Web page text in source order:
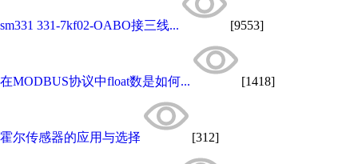
sm331 331-7kf02-OABO接三线... [9553]
在MODBUS协议中float数是如何... [1418]
霍尔传感器的应用与选择 [312]